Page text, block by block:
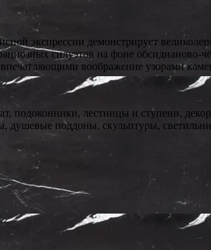
экспрессии демонстрирует
силуэтов на фоне
воображение узорами
лестницы и ступени,
поддоны, скульптуры,